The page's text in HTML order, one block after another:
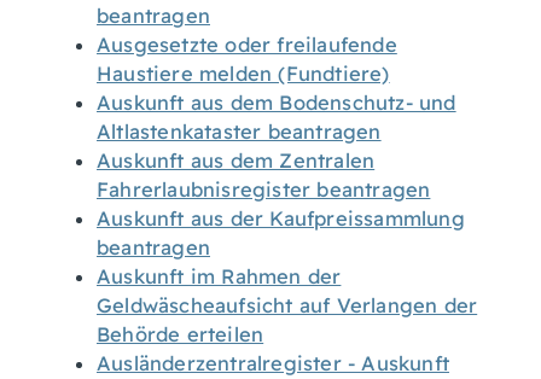
beantragen
Ausgesetzte oder freilaufende
Haustiere melden (Fundtiere)
Auskunft aus dem Bodenschutz- und
Altlastenkataster beantragen
Auskunft aus dem Zentralen
Fahrerlaubnisregister beantragen
Auskunft aus der Kaufpreissammlung
beantragen
Auskunft im Rahmen der
Geldwäscheaufsicht auf Verlangen der
Behörde erteilen
Ausländerzentralregister - Auskunft